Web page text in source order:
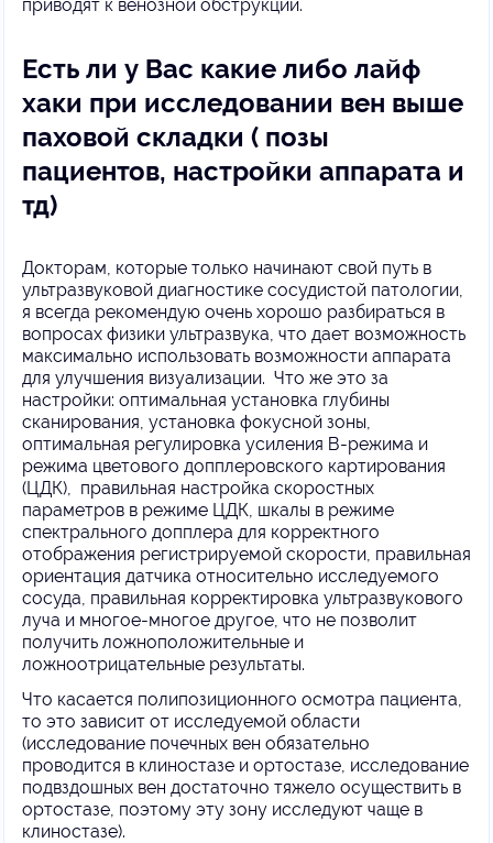
приводят к венозной обструкции.
Есть ли у Вас какие либо лайф
хаки при исследовании вен выше
паховой складки ( позы
пациентов, настройки аппарата и
тд)
Докторам, которые только начинают свой путь в
ультразвуковой диагностике сосудистой патологии,
я всегда рекомендую очень хорошо разбираться в
вопросах физики ультразвука, что дает возможность
максимально использовать возможности аппарата
для улучшения визуализации. Что же это за
настройки: оптимальная установка глубины
сканирования, установка фокусной зоны,
оптимальная регулировка усиления В-режима и
режима цветового допплеровского картирования
(ЦДК), правильная настройка скоростных
параметров в режиме ЦДК, шкалы в режиме
спектрального допплера для корректного
отображения регистрируемой скорости, правильная
ориентация датчика относительно исследуемого
сосуда, правильная корректировка ультразвукового
луча и многое-многое другое, что не позволит
получить ложноположительные и
ложноотрицательные результаты.
Что касается полипозиционного осмотра пациента,
то это зависит от исследуемой области
(исследование почечных вен обязательно
проводится в клиностазе и ортостазе, исследование
подвздошных вен достаточно тяжело осуществить в
ортостазе, поэтому эту зону исследуют чаще в
клиностазе).